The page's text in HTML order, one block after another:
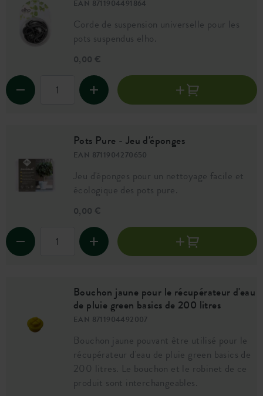
EAN 8711904491864
Corde de suspension universelle pour les
pots suspendus elho.
0,00 €
Pots Pure - Jeu d'éponges
EAN 8711904270650
Jeu d'éponges pour un nettoyage facile et
écologique des pots pure.
0,00 €
Bouchon jaune pour le récupérateur d'eau
de pluie green basics de 200 litres
EAN 8711904492007
Bouchon jaune pouvant être utilisé pour le
récupérateur d'eau de pluie green basics de
200 litres. Le bouchon et le robinet de ce
produit sont interchangeables.